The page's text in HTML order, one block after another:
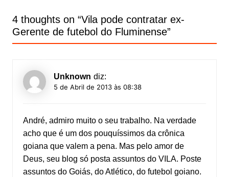
4 thoughts on “Vila pode contratar ex-
Gerente de futebol do Fluminense”
Unknown diz:
5 de Abril de 2013 às 08:38
André, admiro muito o seu trabalho. Na verdade
acho que é um dos pouquíssimos da crônica
goiana que valem a pena. Mas pelo amor de
Deus, seu blog só posta assuntos do VILA. Poste
assuntos do Goiás, do Atlético, do futebol goiano.